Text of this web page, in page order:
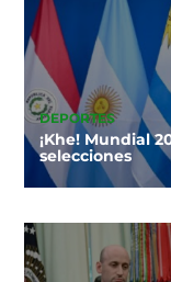
DEPORTES
¡Khe! Mundial
selecciones